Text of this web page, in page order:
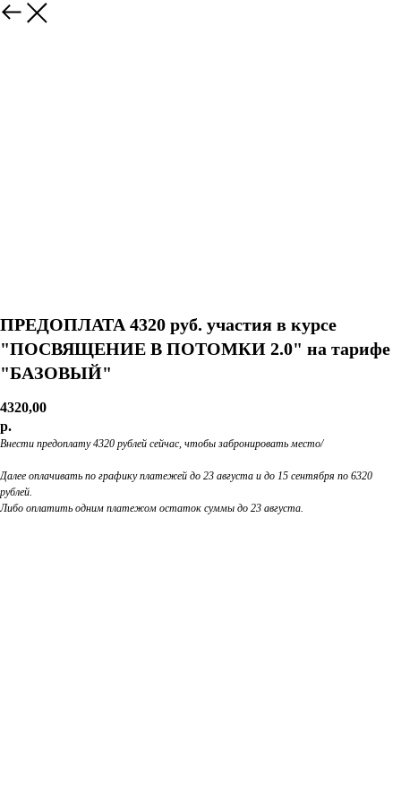
ПРЕДОПЛАТА 4320 руб. участия в курсе
"ПОСВЯЩЕНИЕ В ПОТОМКИ 2.0" на тарифе
"БАЗОВЫЙ"
4320,00
р.
Внести предоплату 4320 рублей сейчас, чтобы забронировать место/
Далее оплачивать по графику платежей до 23 августа и до 15 сентября по 6320
рублей.
Либо оплатить одним платежом остаток суммы до 23 августа.